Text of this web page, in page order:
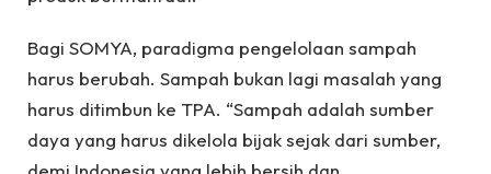
Bagi SOMYA, paradigma pengelolaan sampah
harus berubah. Sampah bukan lagi masalah yang
harus ditimbun ke TPA. “Sampah adalah sumber
daya yang harus dikelola bijak sejak dari sumber,